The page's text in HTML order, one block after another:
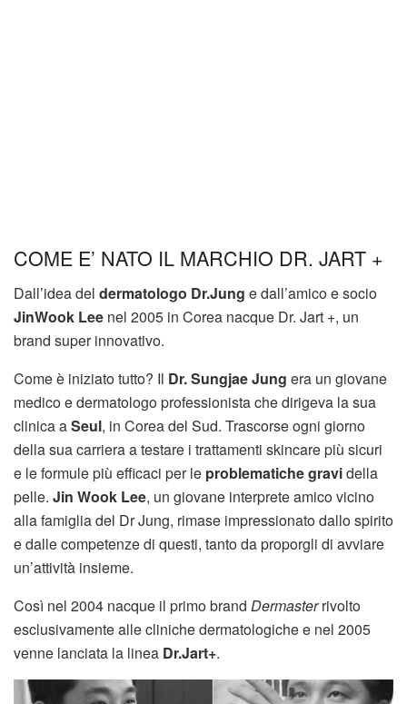
COME E’ NATO IL MARCHIO DR. JART +
Dall’idea del dermatologo Dr.Jung e dall’amico e socio
JinWook Lee nel 2005 in Corea nacque Dr. Jart +, un
brand super innovativo.
Come è iniziato tutto? Il Dr. Sungjae Jung era un giovane
medico e dermatologo professionista che dirigeva la sua
clinica aSeul, in Corea del Sud. Trascorse ogni giorno
della sua carriera a testare i trattamenti skincare più sicuri
e le formule più efficaci per le problematiche gravidella
pelle. Jin Wook Lee, un giovane interprete amico vicino
alla famiglia del Dr Jung, rimase impressionato dallo spirito
e dalle competenze di questi, tanto da proporgli di avviare
un’attività insieme.
Così nel 2004 nacque il primo brand Dermasterrivolto
esclusivamente alle cliniche dermatologiche e nel 2005
venne lanciata la linea Dr.Jart+.